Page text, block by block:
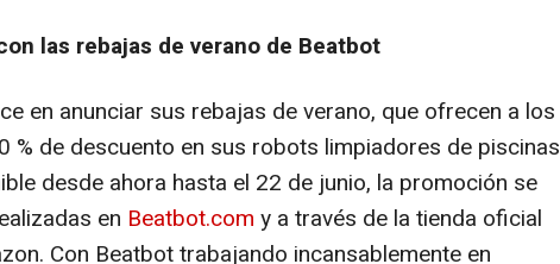
las rebajas de verano de Beatbot
en anunciar sus rebajas de verano, que ofrecen a los
% de descuento en sus robots limpiadores de piscinas
desde ahora hasta el 22 de junio, la promoción se
en Beatbot.com y a través de la tienda oficial
Con Beatbot trabajando incansablemente en